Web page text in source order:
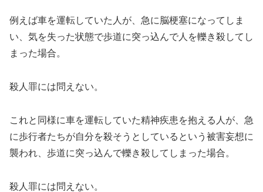
例えば車を運転していた人が、急に脳梗塞になってしま
い、気を失った状態で歩道に突っ込んで人を轢き殺してし
まった場合。
殺人罪には問えない。
これと同様に車を運転していた精神疾患を抱える人が、急
に歩行者たちが自分を殺そうとしているという被害妄想に
襲われ、歩道に突っ込んで轢き殺してしまった場合。
殺人罪には問えない。